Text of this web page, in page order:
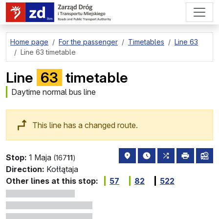
go to page content
Home page For the passenger Timetables
Line 63
Line 63 timetable
Line 63 timetable
Daytime normal bus line
This line has a changed route.
Stop: 1 Maja (16711) stop location on the map
the nearest
all linesprint
Direction: Kołłątaja
Other lines at this stop:
57 82 522